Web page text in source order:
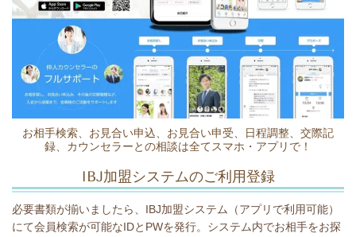
お相手検索、お見合い申込、お見合い申受、日程調整、交際記
録、カウンセラーとの相談は全てスマホ・アプリで！
IBJ加盟システムのご利用登録
必要書類が揃いましたら、IBJ加盟システム（アプリで利用可能）
にて会員検索が可能なIDとPWを発行。システム内でお相手をお探